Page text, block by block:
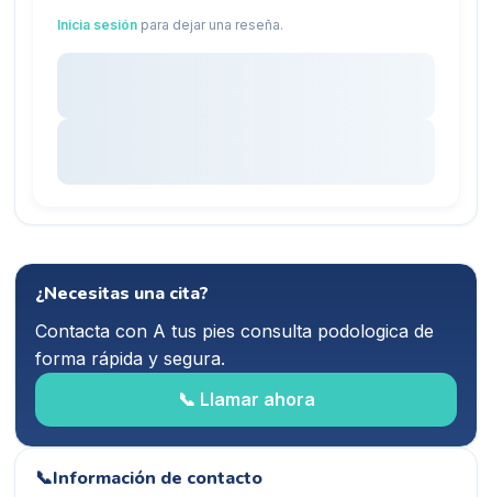
Inicia sesión para dejar una reseña.
¿Necesitas una cita?
Contacta con A tus pies consulta podologica de
forma rápida y segura.
📞 Llamar ahora
📞Información de contacto